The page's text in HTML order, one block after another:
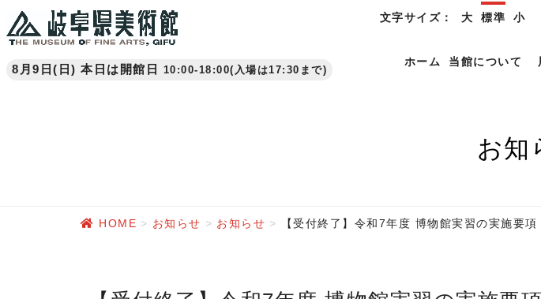
文字サイズ： 大 標準 小
8月9日(日) 本日は開館日 10:00-18:00(入場は17:30まで)
ホーム 当館について
お知
HOME お知らせ お知らせ 【受付終了】令和7年度 博物館実習の実施要